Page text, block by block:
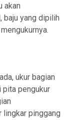
akan
baju yang dipilih
ukur bagian
pita pengukur
lingkar pinggang